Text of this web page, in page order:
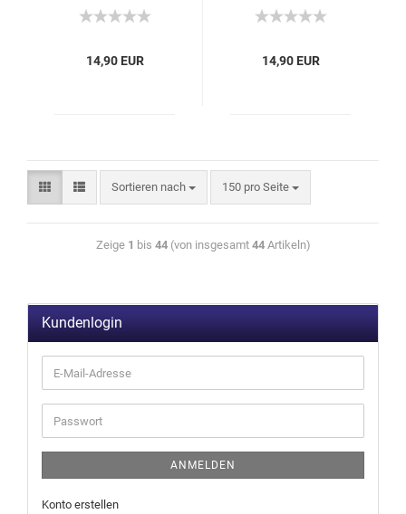
14,90 EUR 14,90 EUR
Sortieren nach 150 pro Seite
Zeige 1 bis 44(von insgesamt 44Artikeln)
Kundenlogin
ANMELDEN
Konto erstellen